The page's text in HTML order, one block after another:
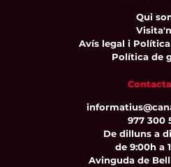
Qui
Avís legal i
Política de
977 300
De dilluns a
de 9:00h a
Avinguda de